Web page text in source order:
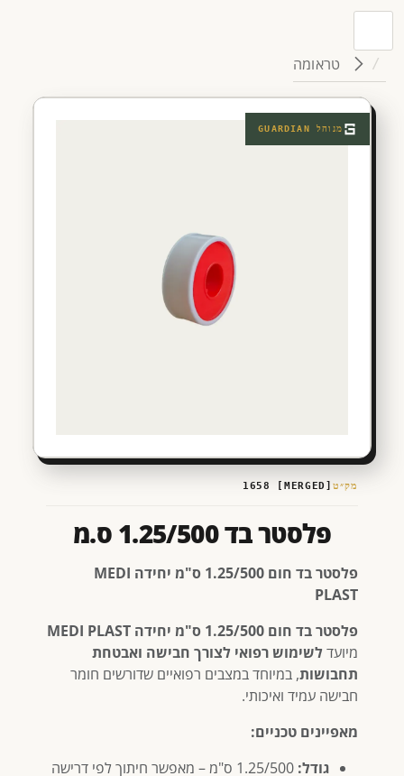
טראומה
מנוהל GUARDIAN
מק״ט
פלסטר בד 1.25/500 ס.מ
פלסטר בד חום 1.25/500 ס"מ יחידה MEDI
PLAST
פלסטר בד חום 1.25/500 ס"מ יחידה MEDI PLAST
מיועד לשימוש רפואי לצורך חבישה ואבטחת
תחבושות, במיוחד במצבים רפואיים שדורשים חומר
חבישה עמיד ואיכותי.
מאפיינים טכניים:
גודל:
1.25/500 ס"מ – מאפשר חיתוך לפי דרישה